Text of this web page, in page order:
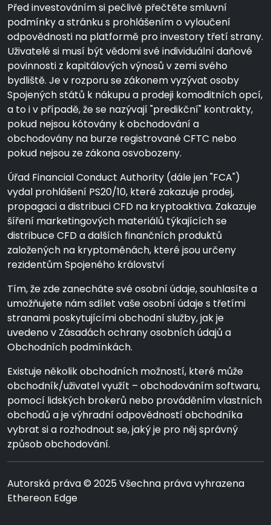
Před investováním si pečlivě přečtěte smluvní
podmínky a stránku s prohlášením o vyloučení
odpovědnosti na platformě pro investory třetí strany.
Uživatelé si musí být vědomi své individuální daňové
povinnosti z kapitálových výnosů v zemi svého
bydliště. Je v rozporu se zákonem vyzývat osoby
Spojených států k nákupu a prodeji komoditních opcí,
a to i v případě, že se nazývají "predikční" kontrakty,
pokud nejsou kótovány k obchodování a
obchodovány na burze registrované CFTC nebo
pokud nejsou ze zákona osvobozeny.
Úřad Financial Conduct Authority (dále jen "FCA")
vydal prohlášení PS20/10, které zakazuje prodej,
propagaci a distribuci CFD na kryptoaktiva. Zakazuje
šíření marketingových materiálů týkajících se
distribuce CFD a dalších finančních produktů
založených na kryptoměnách, které jsou určeny
rezidentům Spojeného království
Tím, že zde zanecháte své osobní údaje, souhlasíte a
umožňujete nám sdílet vaše osobní údaje s třetími
stranami poskytujícími obchodní služby, jak je
uvedeno v Zásadách ochrany osobních údajů a
Obchodních podmínkách.
Existuje několik obchodních možností, které může
obchodník/uživatel využít – obchodováním softwaru,
pomocí lidských brokerů nebo prováděním vlastních
obchodů a je výhradní odpovědností obchodníka
vybrat si a rozhodnout se, jaký je pro něj správný
způsob obchodování.
Autorská práva © 2025 Všechna práva vyhrazena
Ethereon Edge